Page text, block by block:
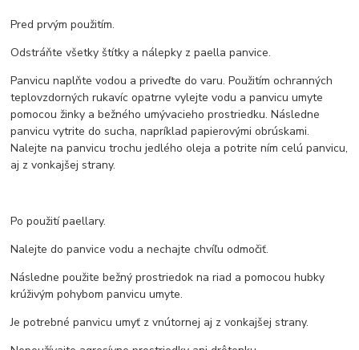
Pred prvým použitím.
Odstráňte všetky štítky a nálepky z paella panvice.
Panvicu naplňte vodou a priveďte do varu. Použitím ochranných
teplovzdorných rukavíc opatrne vylejte vodu a panvicu umyte
pomocou žinky a bežného umývacieho prostriedku. Následne
panvicu vytrite do sucha, napríklad papierovými obrúskami.
Nalejte na panvicu trochu jedlého oleja a potrite ním celú panvicu,
aj z vonkajšej strany.
Po použití paellary.
Nalejte do panvice vodu a nechajte chvíľu odmočiť.
Následne použite bežný prostriedok na riad a pomocou hubky
krúživým pohybom panvicu umyte.
Je potrebné panvicu umyť z vnútornej aj z vonkajšej strany.